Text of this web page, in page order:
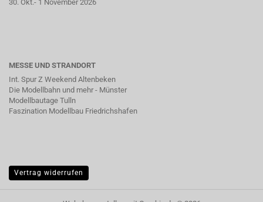
30. Okt.- 1 November 2026
MESSE UND STRANDORT
Int. Spur Z Weekend Altenbeken
Die Modellbahn und mehr - Münster
Modellbautage Tulln
Faszination Modellbau Friedrichshafen
Vertrag widerrufen